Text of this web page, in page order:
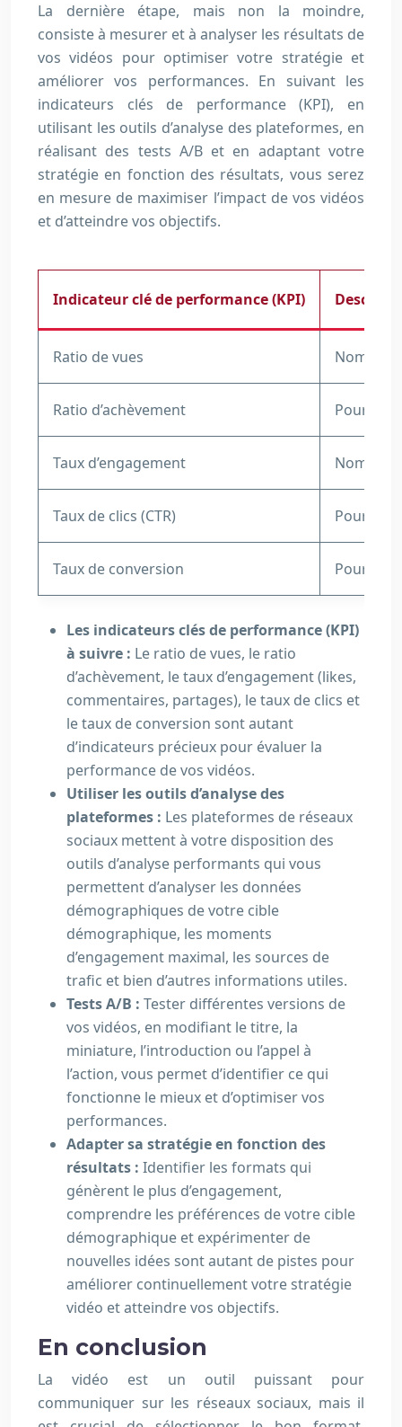
La dernière étape, mais non la moindre,
consiste à mesurer et à analyser les résultats de
vos vidéos pour optimiser votre stratégie et
améliorer vos performances. En suivant les
indicateurs clés de performance (KPI), en
utilisant les outils d’analyse des plateformes, en
réalisant des tests A/B et en adaptant votre
stratégie en fonction des résultats, vous serez
en mesure de maximiser l’impact de vos vidéos
et d’atteindre vos objectifs.
Indicateur clé de performance (KPI)
Ratio de vues Nombre
Ratio d’achèvement
Taux d’engagement Nombre
Taux de clics (CTR)
Taux de conversion
Les indicateurs clés de performance (KPI)
à suivre : Le ratio de vues, le ratio
d’achèvement, le taux d’engagement (likes,
commentaires, partages), le taux de clics et
le taux de conversion sont autant
d’indicateurs précieux pour évaluer la
performance de vos vidéos.
Utiliser les outils d’analyse des
plateformes : Les plateformes de réseaux
sociaux mettent à votre disposition des
outils d’analyse performants qui vous
permettent d’analyser les données
démographiques de votre cible
démographique, les moments
d’engagement maximal, les sources de
trafic et bien d’autres informations utiles.
Tests A/B : Tester différentes versions de
vos vidéos, en modifiant le titre, la
miniature, l’introduction ou l’appel à
l’action, vous permet d’identifier ce qui
fonctionne le mieux et d’optimiser vos
performances.
Adapter sa stratégie en fonction des
résultats : Identifier les formats qui
génèrent le plus d’engagement,
comprendre les préférences de votre cible
démographique et expérimenter de
nouvelles idées sont autant de pistes pour
améliorer continuellement votre stratégie
vidéo et atteindre vos objectifs.
En conclusion
La vidéo est un outil puissant pour
communiquer sur les réseaux sociaux, mais il